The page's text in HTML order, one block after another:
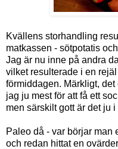
Kvällens storhandling
matkassen - sötpotatis
Jag är nu inne på andra
vilket resulterade i en
förmiddagen. Märkligt,
jag ju mest för att få ett
men särskilt gott är det ju
Paleo då - var börjar man
och redan hittat en